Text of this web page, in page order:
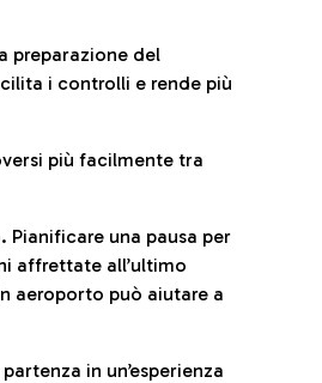
preparazione del
i controlli e rende più
più facilmente tra
una pausa per
affrettate all’ultimo
aeroporto può aiutare a
in un’esperienza